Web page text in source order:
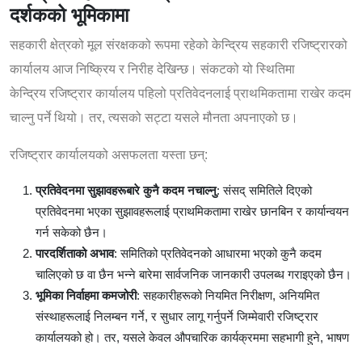
दर्शकको भूमिकामा
सहकारी क्षेत्रको मूल संरक्षकको रूपमा रहेको केन्द्रिय सहकारी रजिष्ट्रारको
कार्यालय आज निष्क्रिय र निरीह देखिन्छ। संकटको यो स्थितिमा
केन्द्रिय रजिष्ट्रार कार्यालय पहिलो प्रतिवेदनलाई प्राथमिकतामा राखेर कदम
चाल्नु पर्ने थियो। तर, त्यसको सट्टा यसले मौनता अपनाएको छ।
रजिष्ट्रार कार्यालयको असफलता यस्ता छन्:
प्रतिवेदनमा सुझावहरूबारे कुनै कदम नचाल्नु: संसद् समितिले दिएको
प्रतिवेदनमा भएका सुझावहरूलाई प्राथमिकतामा राखेर छानबिन र कार्यान्वयन
गर्न सकेको छैन।
पारदर्शिताको अभाव: समितिको प्रतिवेदनको आधारमा भएको कुनै कदम
चालिएको छ वा छैन भन्ने बारेमा सार्वजनिक जानकारी उपलब्ध गराइएको छैन।
भूमिका निर्वाहमा कमजोरी: सहकारीहरूको नियमित निरीक्षण, अनियमित
संस्थाहरूलाई निलम्बन गर्ने, र सुधार लागू गर्नुपर्ने जिम्मेवारी रजिष्ट्रार
कार्यालयको हो। तर, यसले केवल औपचारिक कार्यक्रममा सहभागी हुने, भाषण